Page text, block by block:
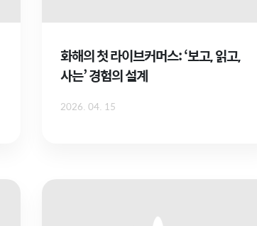
화해의 첫 라이브커머스: ‘보고, 읽고,
사는’ 경험의 설계
2026. 04. 15